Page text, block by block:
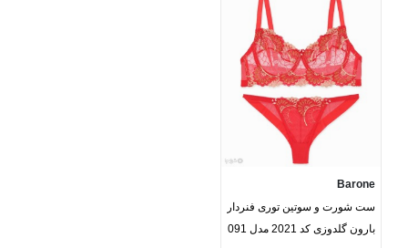
Barone
ست شورت و سوتین توری فنردار
بارون گلدوزی کد 2021 مدل 091